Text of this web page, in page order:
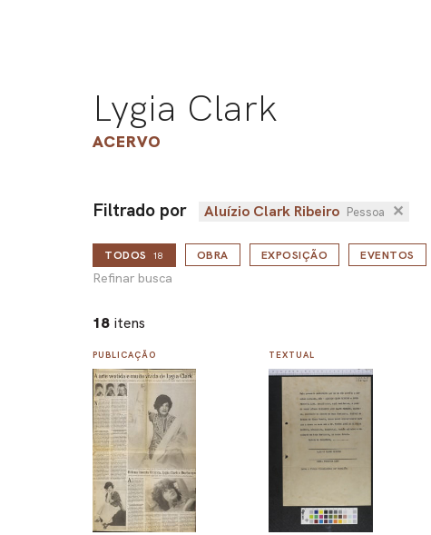
Lygia Clark
ACERVO
Filtrado por Aluízio Clark Ribeiro Pessoa ✕
TODOS 18
Refinar busca
OBRA EXPOSIÇÃO EVENTOS
18 itens
PUBLICAÇÃO TEXTUAL